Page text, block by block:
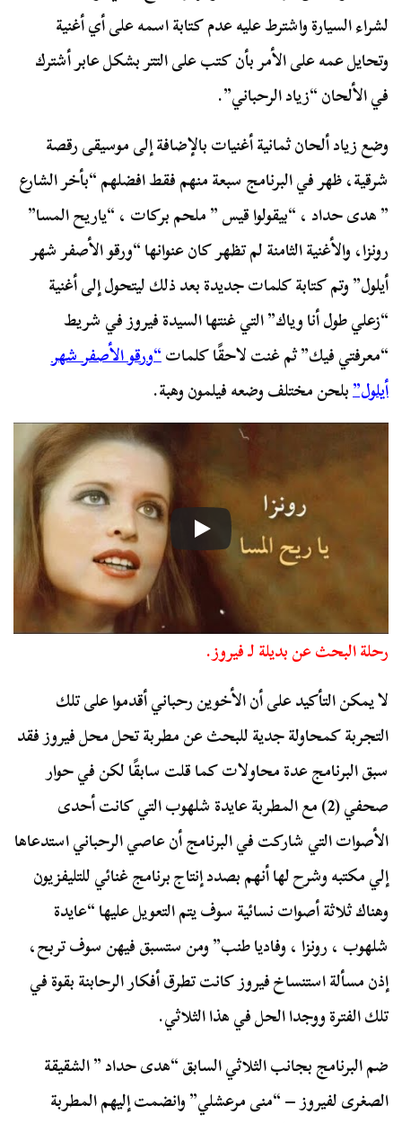
لشراء السيارة واشترط عليه عدم كتابة اسمه على أي أغنية
وتحايل عمه على الأمر بأن كتب على التتر بشكل عابر أشترك
في الألحان “زياد الرحباني”.
وضع زياد ألحان ثمانية أغنيات بالإضافة إلى موسيقى رقصة
شرقية، ظهر في البرنامج سبعة منهم فقط افضلهم “بأخر الشارع
” هدى حداد ، “بيقولوا قيس ” ملحم بركات ، “ياريح المسا”
رونزا، والأغنية الثامنة لم تظهر كان عنوانها “ورقو الأصفر شهر
أيلول” وتم كتابة كلمات جديدة بعد ذلك ليتحول إلى أغنية
“زعلي طول أنا وياك” التي غنتها السيدة فيروز في شريط
“معرفتي فيك” ثم غنت لاحقًا كلمات“ورقو الأصفر شهر
أيلول”بلحن مختلف وضعه فيلمون وهبة.
رحلة البحث عن بديلة لـ فيروز.
لا يمكن التأكيد على أن الأخوين رحباني أقدموا على تلك
التجربة كمحاولة جدية للبحث عن مطربة تحل محل فيروز فقد
سبق البرنامج عدة محاولات كما قلت سابقًا لكن في حوار
صحفي (2) مع المطربة عايدة شلهوب التي كانت أحدى
الأصوات التي شاركت في البرنامج أن عاصي الرحباني استدعاها
إلي مكتبه وشرح لها أنهم بصدد إنتاج برنامج غنائي للتليفزيون
وهناك ثلاثة أصوات نسائية سوف يتم التعويل عليها “عايدة
شلهوب ، رونزا ، وفاديا طنب” ومن ستسبق فيهن سوف تربح،
إذن مسألة استنساخ فيروز كانت تطرق أفكار الرحابنة بقوة في
تلك الفترة ووجدا الحل في هذا الثلاثي.
ضم البرنامج بجانب الثلاثي السابق “هدى حداد ” الشقيقة
الصغرى لفيروز – “منى مرعشلي” وانضمت إليهم المطربة